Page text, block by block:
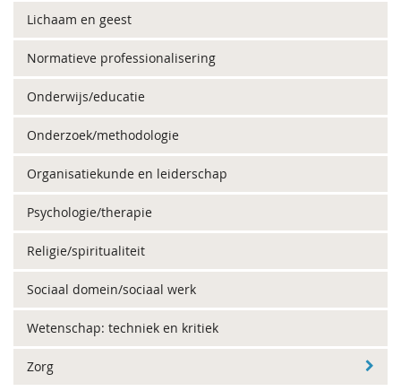
Lichaam en geest
Normatieve professionalisering
Onderwijs/educatie
Onderzoek/methodologie
Organisatiekunde en leiderschap
Psychologie/therapie
Religie/spiritualiteit
Sociaal domein/sociaal werk
Wetenschap: techniek en kritiek
Zorg